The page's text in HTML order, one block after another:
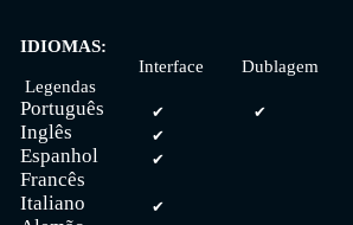
IDIOMAS:
Interface Dublagem
Legendas
Português
Inglês
Espanhol
Francês
Italiano
✔
✔
✔
✔
✔